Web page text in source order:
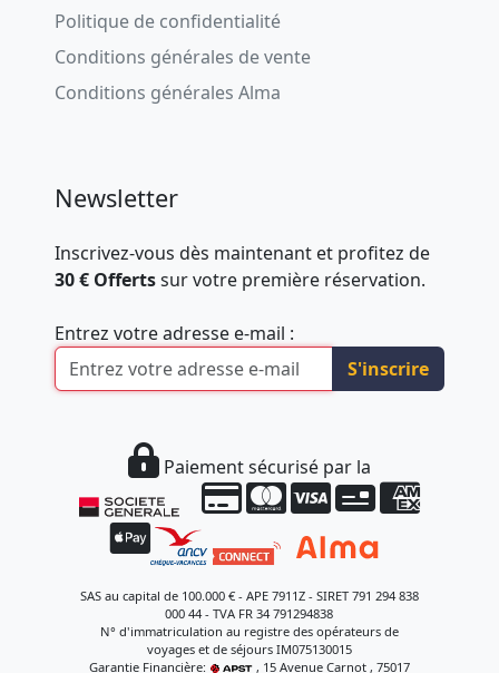
Politique de confidentialité
Conditions générales de vente
Conditions générales Alma
Newsletter
Inscrivez-vous dès maintenant et profitez de
30 € Offertssur votre première réservation.
Entrez votre adresse e-mail :
S'inscrire
Paiement sécurisé par la
SAS au capital de 100.000 € - APE 7911Z - SIRET 791 294 838
000 44 - TVA FR 34 791294838
N° d'immatriculation au registre des opérateurs de
voyages et de séjours IM075130015
Garantie Financière:
, 15 Avenue Carnot , 75017